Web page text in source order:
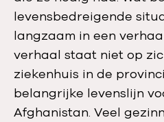
levensbedreigende
langzaam in een
verhaal staat niet op
ziekenhuis in de
belangrijke levenslijn
Afghanistan. Veel